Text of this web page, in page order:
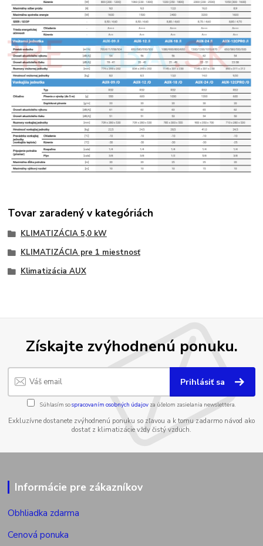
Tovar zaradený v kategóriách
KLIMATIZÁCIA 5,0 kW
KLIMATIZÁCIA pre 1 miestnosť
Klimatizácia AUX
Získajte zvýhodnenú ponuku.
Prihlásiť sa
Súhlasím sospracovaním osobných údajov za účelom zasielania newslettera.
Exkluzívne dostanete zvýhodnenú ponuku so zľavou a k tomu zadarmo návod ako
dostať z klimatizácie vždy čistý vzduch.
Informácie pre zákazníkov
Obhliadka zdarma
Cenová ponuka